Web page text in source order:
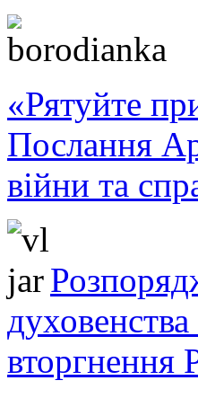
«Рятуйте
Послання
війни та
духовенства
вторгнення